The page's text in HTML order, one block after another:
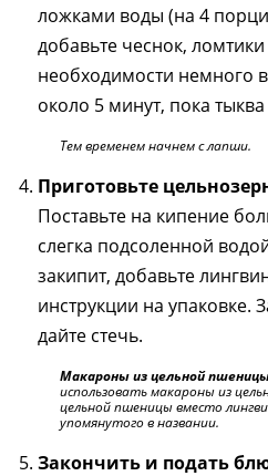
ложками воды (на 4
добавьте чеснок,
необходимости немного
около 5 минут, пока тыква
Тем временем начнем с лапши.
Приготовьте
Поставьте на кипение
слегка подсоленной
закипит, добавьте
инструкции на упаковке.
дайте стечь.
Макароны из цельной
использовать макароны из
цельной пшеницы вместо
упомянутого в названии.
Закончить и подать